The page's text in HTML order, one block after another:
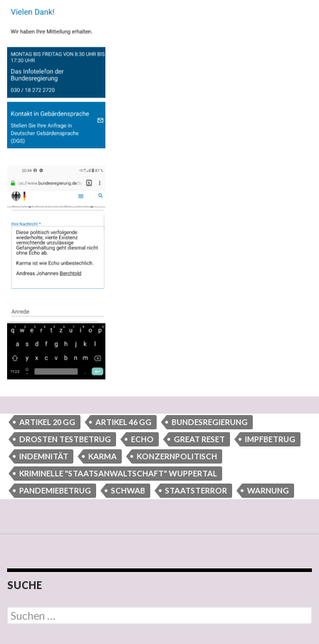
ARTIKEL 20 GG ARTIKEL 46 GG
BUNDESREGIERUNG
DROSTEN TESTBETRUG
ECHO GREAT RESET
IMPFBETRUG
INDEMNITÄT
KARMA
KONZERNPOLITISCH
KRIMINELLE "STAATSANWALTSCHAFT" WUPPERTAL
PANDEMIEBETRUG
SCHWAB STAATSTERROR WARNUNG
SUCHE
Suchen nach: